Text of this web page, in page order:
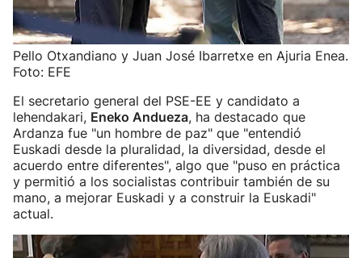
Pello Otxandiano y Juan José Ibarretxe en Ajuria Enea.
Foto: EFE
El secretario general del PSE-EE y candidato a
lehendakari, Eneko Andueza, ha destacado que
Ardanza fue "un hombre de paz" que "entendió
Euskadi desde la pluralidad, la diversidad, desde el
acuerdo entre diferentes", algo que "puso en práctica
y permitió a los socialistas contribuir también de su
mano, a mejorar Euskadi y a construir la Euskadi"
actual.